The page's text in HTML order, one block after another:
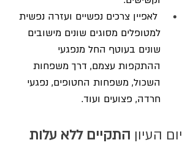
לאפיין צרכים נפשיים ועזרה נפשית
למטופלים מסוגים שונים מישובים
שונים בעוטף החל מנפגעי
ההתקפות עצמם, דרך משפחות
השכול, משפחות החטופים, נפגעי
חרדה, פצועים ועוד.
יום העיון התקיים ללא עלות